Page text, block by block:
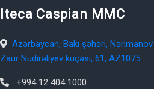
Iteca Caspian MMC
Azərbaycan, Bakı şəhəri,
Zaur Nudirəliyev küçəsi, 61, AZ1075
+994 12 404 1000